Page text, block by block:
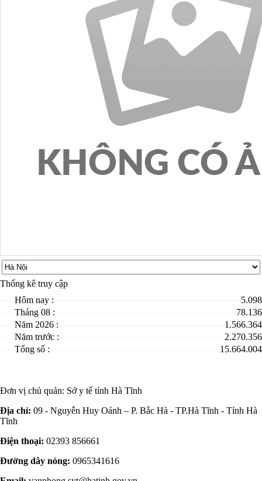
Thống kê truy cập
Hôm nay :
5.098
Tháng 08 :
78.136
Năm 2026 :
1.566.364
Năm trước :
2.270.356
Tổng số :
15.664.004
Đơn vị chủ quản: Sở y tế tỉnh Hà Tĩnh
Địa chỉ: 09 - Nguyễn Huy Oánh – P. Bắc Hà - TP.Hà Tĩnh - Tỉnh Hà
Tĩnh
Điện thoại: 02393 856661
Đường dây nóng: 0965341616